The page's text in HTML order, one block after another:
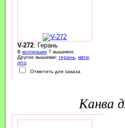
V-272: Герань
В коллекции 7 вышивок.
Другие вышивки: герань, квіти,
літо
Отметить для заказа
канва